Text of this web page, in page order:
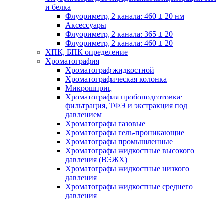
и белка
Флуориметр, 2 канала: 460 ± 20 нм
Аксессуары
Флуориметр, 2 канала: 365 ± 20
Флуориметр, 2 канала: 460 ± 20
ХПК, БПК определение
Хроматография
Хроматограф жидкостной
Хроматографическая колонка
Микрошприц
Хроматография пробоподготовка:
фильтрация, ТФЭ и экстракция под
давлением
Хроматографы газовые
Хроматографы гель-проникающие
Хроматографы промышленные
Хроматографы жидкостные высокого
давления (ВЭЖХ)
Хроматографы жидкостные низкого
давления
Хроматографы жидкостные среднего
давления